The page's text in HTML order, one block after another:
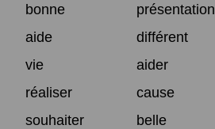
bonne
présentation
aide
différent
vie
aider
réaliser
cause
souhaiter
belle